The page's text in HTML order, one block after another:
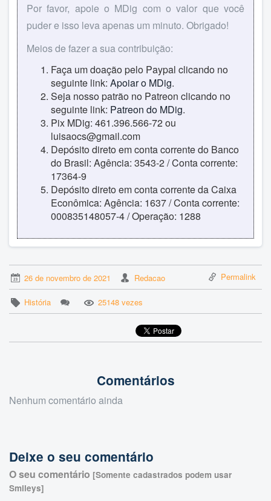
Por favor, apoie o MDig com o valor que você
puder e isso leva apenas um minuto. Obrigado!
Meios de fazer a sua contribuição:
Faça um doação pelo Paypal clicando no
seguinte link: Apoiar o MDig.
Seja nosso patrão no Patreon clicando no
seguinte link: Patreon do MDig.
Pix MDig: 461.396.566-72 ou
luisaocs@gmail.com
Depósito direto em conta corrente do Banco
do Brasil: Agência: 3543-2 / Conta corrente:
17364-9
Depósito direto em conta corrente da Caixa
Econômica: Agência: 1637 / Conta corrente:
000835148057-4 / Operação: 1288
26 de novembro de 2021 Redacao Permalink
História 25148 vezes
Comentários
Nenhum comentário ainda
Deixe o seu comentário
O seu comentário [Somente cadastrados podem usar
Smileys]